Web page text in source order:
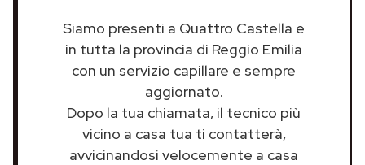
Siamo presenti a Quattro Castella e
in tutta la provincia di Reggio Emilia
con un servizio capillare e sempre
aggiornato.
Dopo la tua chiamata, il tecnico più
vicino a casa tua ti contatterà,
avvicinandosi velocemente a casa